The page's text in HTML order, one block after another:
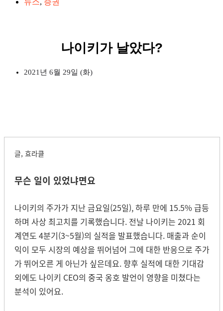
나이키가 날았다?
2021년 6월 29일 (화)
글, 효라클
무슨 일이 있었냐면요
나이키의 주가가 지난 금요일(25일), 하루 만에 15.5% 급등
하며 사상 최고치를 기록했습니다. 전날 나이키는 2021 회
계연도 4분기(3~5월)의 실적을 발표했습니다. 매출과 순이
익이 모두 시장의 예상을 뛰어넘어 그에 대한 반응으로 주가
가 뛰어오른 게 아닌가 싶은데요. 향후 실적에 대한 기대감
외에도 나이키 CEO의 중국 옹호 발언이 영향을 미쳤다는
분석이 있어요.